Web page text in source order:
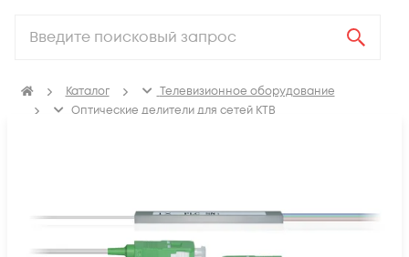
Каталог
Телевизионное оборудование
Оптические делители для сетей КТВ